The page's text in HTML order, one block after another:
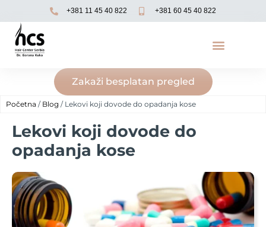
+381 11 45 40 822 +381 60 45 40 822
Zakaži besplatan pregled
Početna / Blog / Lekovi koji dovode do opadanja kose
Lekovi koji dovode do
opadanja kose